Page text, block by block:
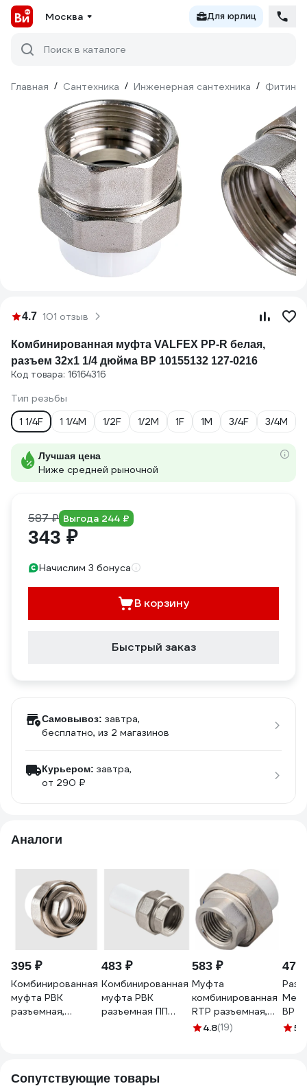
Москва Для юрлиц
Поиск в каталоге
Главная / Сантехника / Инженерная сантехника / Фитинги
4.7 101 отзыв
Комбинированная муфта VALFEX PP-R белая,
разъем 32х1 1/4 дюйма ВР 10155132 127-0216
Код товара: 16164316
Тип резьбы
1 1/4F
1 1/4M 1/2F 1/2M 1F 1M 3/4F 3/4M
Лучшая цена
Ниже средней рыночной
587 ₽ Выгода 244 ₽
343 ₽
Начислим 3 бонуса
В корзину
Быстрый заказ
Самовывоз: завтра,
бесплатно, из 2 магазинов
Курьером: завтра,
от 290 ₽
Аналоги
395 ₽
Комбинированная
муфта РВК
разъемная,
483 ₽
Комбинированная
муфта РВК
разъемная ПП
583 ₽
Муфта
комбинированная
RTP разъемная,
американка,
4.8(19)
474
ВР
5
Сопутствующие товары